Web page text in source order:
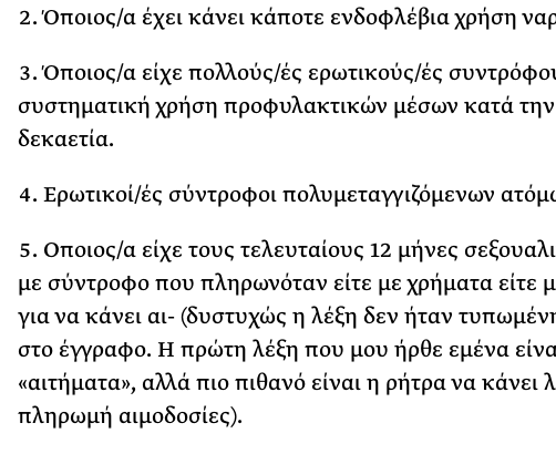
Όποιος/α έχει κάνει κάποτε ενδοφλέβια χρήση
Όποιος/α είχε πολλούς/ές ερωτικούς/ές
συστηματική χρήση προφυλακτικών μέσων κατά την
δεκαετία.
Ερωτικοί/ές σύντροφοι πολυμεταγγιζόμενων
Οποιος/α είχε τους τελευταίους 12 μήνες
με σύντροφο που πληρωνόταν είτε με χρήματα είτε
για να κάνει αι-(δυστυχώς η λέξη δεν ήταν
στο έγγραφο. Η πρώτη λέξη που μου ήρθε εμένα
«αιτήματα», αλλά πιο πιθανό είναι η ρήτρα να κάνει
πληρωμή αιμοδοσίες).